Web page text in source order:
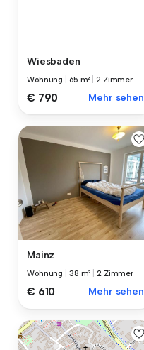
Wiesbaden
Wohnung 65 m² |2 Zimmer
€ 790 Mehr sehen
Mainz
Wohnung 38 m² |2 Zimmer
€ 610 Mehr sehen